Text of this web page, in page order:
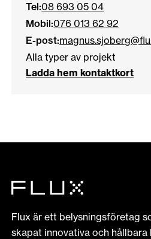
Tel:08 693 05 04
Mobil:076 013 62 92
E-post:
Alla typer av projekt
Ladda hem kontaktkort
Flux är ett belysningsföretag
skapat innovativa och